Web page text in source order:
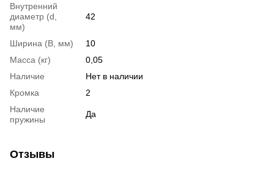
Внутренний
диаметр (d,
мм)
42
Ширина (B, мм)
10
Масса (кг)
0,05
Наличие
Нет в наличии
Кромка
2
Наличие
пружины
Да
Отзывы